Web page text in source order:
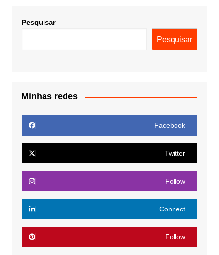
Pesquisar
Pesquisar
Minhas redes
Facebook
Twitter
Follow
Connect
Follow